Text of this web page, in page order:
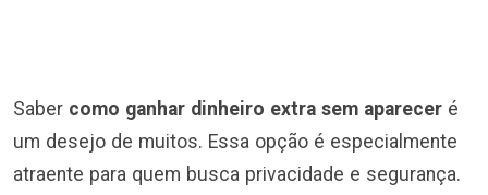
Saber como ganhar dinheiro extra sem aparecer é
um desejo de muitos. Essa opção é especialmente
atraente para quem busca privacidade e segurança.